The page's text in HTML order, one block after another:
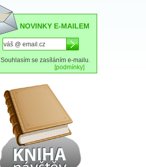
NOVINKY E-MAILEM
Souhlasím se zasíláním e-mailu.
[podmínky]